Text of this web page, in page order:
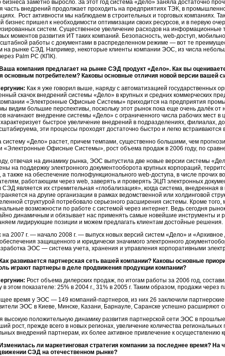
бизнеса заметно выросло. За этот год система «Дело» заняла достаточно
часть внедрений продолжает проходить на предприятиях ТЭК, в
Рост активности мы наблюдаем в строительных и торговых компаниях.
бизнес пришел к необходимости оптимизации своих ресурсов, и в первую
систем. Существенное увеличение расходов на информационные
моментов развития ИТ таких компаний. Безопасность, web-доступ,
работы с документами в распределенном режиме — вот те
на рынке СЭД. Например, некоторые клиенты компании ЭОС, из числа
Palm PC (КПК).
компания предлагает на рынке СЭД продукт «Дело». Как вы
основным потребителем? Каковы основные отличия новой версии вашей
Как я уже говорил выше, наряду с автоматизацией государственных
скачок внедрений системы «Дело» в крупных и средних коммерческих
«Электронные Офисные Системы» приходится на предприятия
видим большие перспективы, поскольку этот рынок пока еще очень далёк
начинают внедрение системы «Дело» с ограниченного числа рабочих мест
быстрое увеличение внедрений в подразделениях, филиалах,
эти процессы проходят достаточно быстро и легко
систему «Дело» растет, причем темпами, существенно большими, чем
«Электронные Офисные Системы», рост объема продаж в 2006 году, по
отвечая на динамику рынка, ЭОС выпустила две новые версии системы
на поддержку электронного документооборота крупных корпораций,
а также на обеспечение полнофункционального web-доступа, в числе прочих
работающим через web, заверять и проверять ЭЦП электронных
СЭД является их стремительная «глобализация», когда система, внедренная
на другие организации в рамках ведомственной или холдинговой
структурой потребовало серьезного расширения системы. Кроме
возможности по работе с системой через интернет. Ведь сегодня
динамичным и обязывает нас применять самые новейшие инструменты и
лидирующие позиции и можем предлагать клиентам достойные решения.
на 2007 г. — начало 2008 г. — выпуск новых версий систем «Дело» и
защищенного и юридически значимого электронного
ЭОС — система учета, хранения и управления корпоративными
развивается партнерская сеть вашей компании? Каковы основные
играют партнеры в деле продвижения продукции компании?
Рост объема дилерских продаж, по итогам работы за 2006 год,
в этом показателе: 25% в 2004 г., 31% в 2005 г. Таким образом, продажи через
время у ЭОС — 149 компаний-партнеров, из них 26 заключили
ЭОС в Киеве, Минске, Казани, Барнауле, Саранске успешно расширяют
высокую положительную динамику развития партнерской сети ЭОС в
рост, прежде всего в новых регионах, увеличение количества
внедрений партнерам, их более активное привлечение к осуществлению
ли маркетинговая стратегия компании за последнее время?
СЭД на отечественном рынке?